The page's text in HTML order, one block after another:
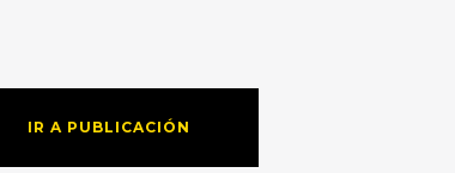
IR A PUBLICACIÓN